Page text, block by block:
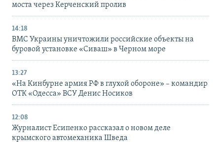
моста через Керченский пролив
14:18
ВМС Украины уничтожили российские объекты на
буровой установке «Сиваш» в Черном море
13:27
«На Кинбурне армия РФ в глухой обороне» – командир
ОТК «Одесса» ВСУ Денис Носиков
12:08
Журналист Есипенко рассказал о новом деле
крымского автомеханика Шведа